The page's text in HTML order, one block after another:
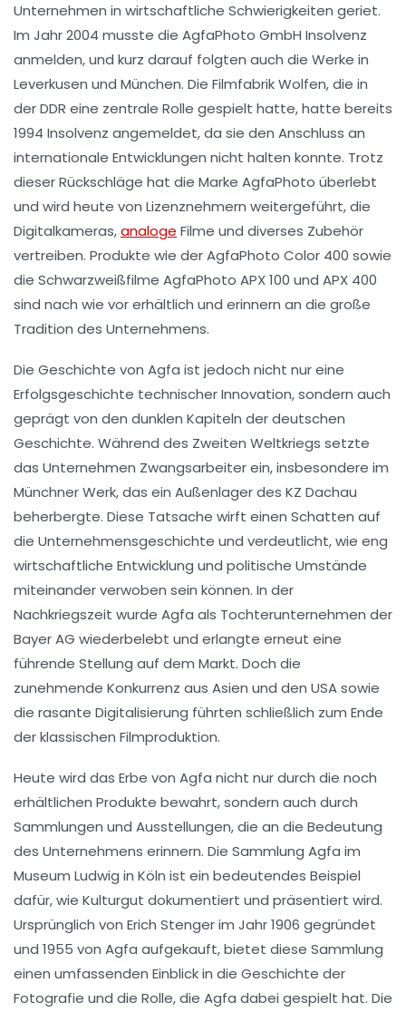
Unternehmen in wirtschaftliche Schwierigkeiten geriet.
Im Jahr 2004 musste die AgfaPhoto GmbH Insolvenz
anmelden, und kurz darauf folgten auch die Werke in
Leverkusen und München. Die Filmfabrik Wolfen, die in
der DDR eine zentrale Rolle gespielt hatte, hatte bereits
1994 Insolvenz angemeldet, da sie den Anschluss an
internationale Entwicklungen nicht halten konnte. Trotz
dieser Rückschläge hat die Marke AgfaPhoto überlebt
und wird heute von Lizenznehmern weitergeführt, die
Digitalkameras,analoge Filme und diverses Zubehör
vertreiben. Produkte wie der AgfaPhoto Color 400 sowie
die Schwarzweißfilme AgfaPhoto APX 100 und APX 400
sind nach wie vor erhältlich und erinnern an die große
Tradition des Unternehmens.
Die Geschichte von Agfa ist jedoch nicht nur eine
Erfolgsgeschichte technischer Innovation, sondern auch
geprägt von den dunklen Kapiteln der deutschen
Geschichte. Während des Zweiten Weltkriegs setzte
das Unternehmen Zwangsarbeiter ein, insbesondere im
Münchner Werk, das ein Außenlager des KZ Dachau
beherbergte. Diese Tatsache wirft einen Schatten auf
die Unternehmensgeschichte und verdeutlicht, wie eng
wirtschaftliche Entwicklung und politische Umstände
miteinander verwoben sein können. In der
Nachkriegszeit wurde Agfa als Tochterunternehmen der
Bayer AG wiederbelebt und erlangte erneut eine
führende Stellung auf dem Markt. Doch die
zunehmende Konkurrenz aus Asien und den USA sowie
die rasante Digitalisierung führten schließlich zum Ende
der klassischen Filmproduktion.
Heute wird das Erbe von Agfa nicht nur durch die noch
erhältlichen Produkte bewahrt, sondern auch durch
Sammlungen und Ausstellungen, die an die Bedeutung
des Unternehmens erinnern. Die Sammlung Agfa im
Museum Ludwig in Köln ist ein bedeutendes Beispiel
dafür, wie Kulturgut dokumentiert und präsentiert wird.
Ursprünglich von Erich Stenger im Jahr 1906 gegründet
und 1955 von Agfa aufgekauft, bietet diese Sammlung
einen umfassenden Einblick in die Geschichte der
Fotografie und die Rolle, die Agfa dabei gespielt hat. Die